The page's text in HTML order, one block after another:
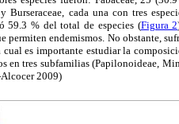
Burseraceae, cada una con tres
59.3 % del total de especies (Figura 2
endemismos. No obstante,
es importante estudiar la
en tres subfamilias (Papilonoideae,
2009)